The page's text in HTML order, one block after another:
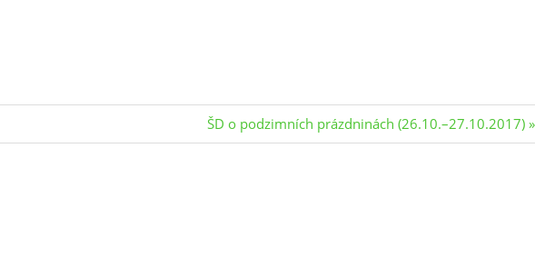
Next
Post:
ŠD o podzimních prázdninách (26.10.–27.10.2017)